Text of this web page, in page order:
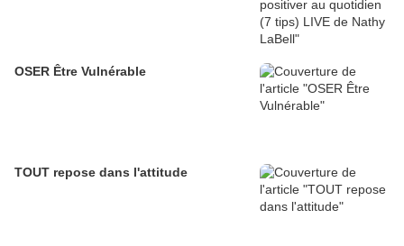
OSER Être Vulnérable
TOUT repose dans l'attitude